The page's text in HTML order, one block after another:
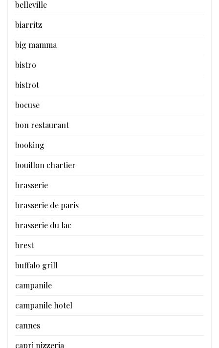
belleville
biarritz
big mamma
bistro
bistrot
bocuse
bon restaurant
booking
bouillon chartier
brasserie
brasserie de paris
brasserie du lac
brest
buffalo grill
campanile
campanile hotel
cannes
capri pizzeria